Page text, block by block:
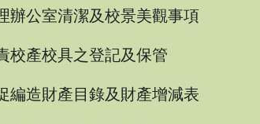
辦公室清潔及校景美觀事項
校產校具之登記及保管
編造財產目錄及財產增減表